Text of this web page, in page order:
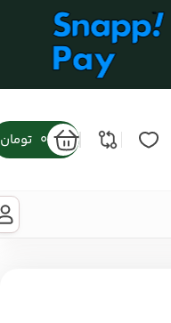
0 تومان